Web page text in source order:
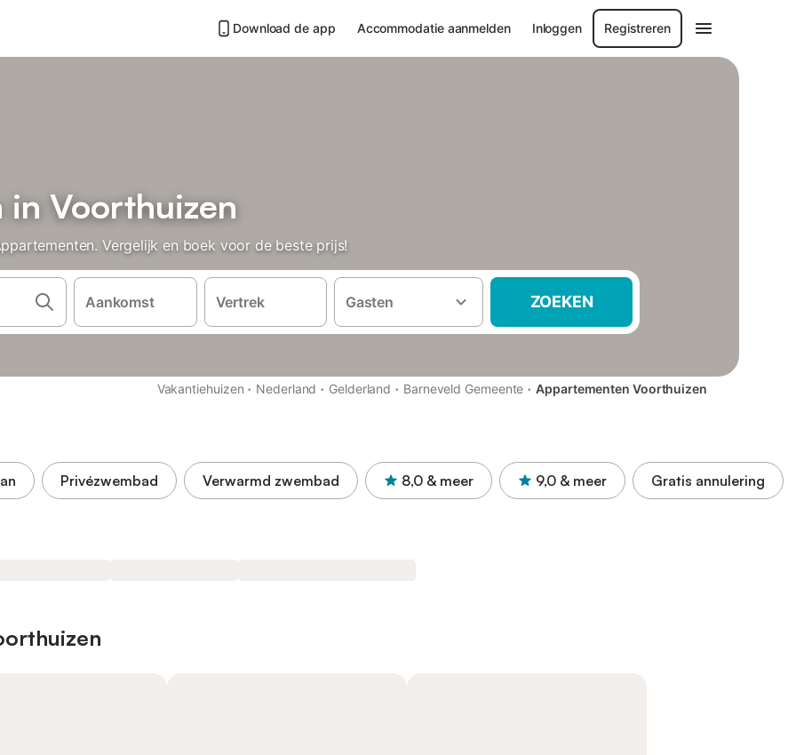
Download de app Accommodatie aanmelden Inloggen Registreren
Voorthuizen
Vergelijk en boek voor de beste prijs!
Aankomst Vertrek Gasten ZOEKEN
Vakantiehuizen · Nederland · Gelderland · Barneveld Gemeente · Appartementen Voorthuizen
Privézwembad Verwarmd zwembad 8,0 & meer 9,0 & meer Gratis annulering